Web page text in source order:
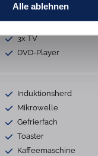
Alle ablehnen
WLAN Anschluss
TV
3x TV
DVD-Player
Induktionsherd
Mikrowelle
Gefrierfach
Toaster
Kaffeemaschine